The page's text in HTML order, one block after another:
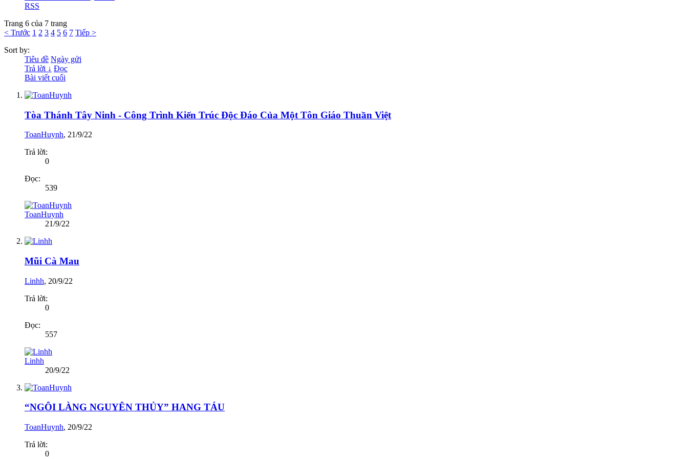
RSS
Trang 6 của 7 trang
< Trước 1 2 3 4 5 6 7 Tiếp >
Sort by:
Tiêu đề Ngày gửi
Trả lời ↓ Đọc
Bài viết cuối
Tòa Thánh Tây Ninh - Công Trình Kiến Trúc Độc Đáo Của Một Tôn Giáo Thuần Việt
ToanHuynh, 21/9/22
Trả lời:
0
Đọc:
539
ToanHuynh
21/9/22
Mũi Cà Mau
Linhh, 20/9/22
Trả lời:
0
Đọc:
557
Linhh
20/9/22
“NGÔI LÀNG NGUYÊN THỦY” HANG TÁU
ToanHuynh, 20/9/22
Trả lời:
0